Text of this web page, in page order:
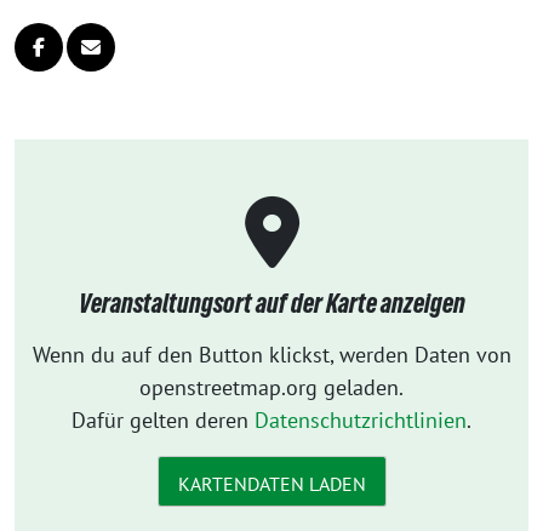
Veranstaltungsort auf der Karte anzeigen
Wenn du auf den Button klickst, werden Daten von
openstreetmap.org geladen.
Dafür gelten deren Datenschutzrichtlinien.
KARTENDATEN LADEN